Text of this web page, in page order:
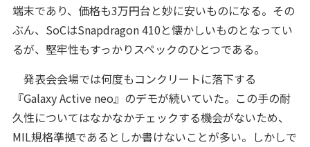
端末であり、価格も3万円台と妙に安いものになる。その
ぶん、SoCはSnapdragon 410と懐かしいものとなってい
るが、堅牢性もすっかりスペックのひとつである。
発表会会場では何度もコンクリートに落下する
『Galaxy Active neo』のデモが続いていた。この手の耐
久性についてはなかなかチェックする機会がないため、
MIL規格準拠であるとしか書けないことが多い。しかしで